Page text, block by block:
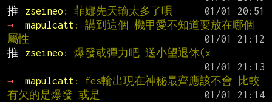
推
zseineo : 菲娜先天輸太多了唄
→
mapulcatt : 講到這個 機甲愛不知道要放在哪個
屬性
推
zseineo : 爆發或彈力吧 送小望退休(x
→
mapulcatt : fes輸出現在神秘最齊應該不會 比較
有欠的是爆發 或是